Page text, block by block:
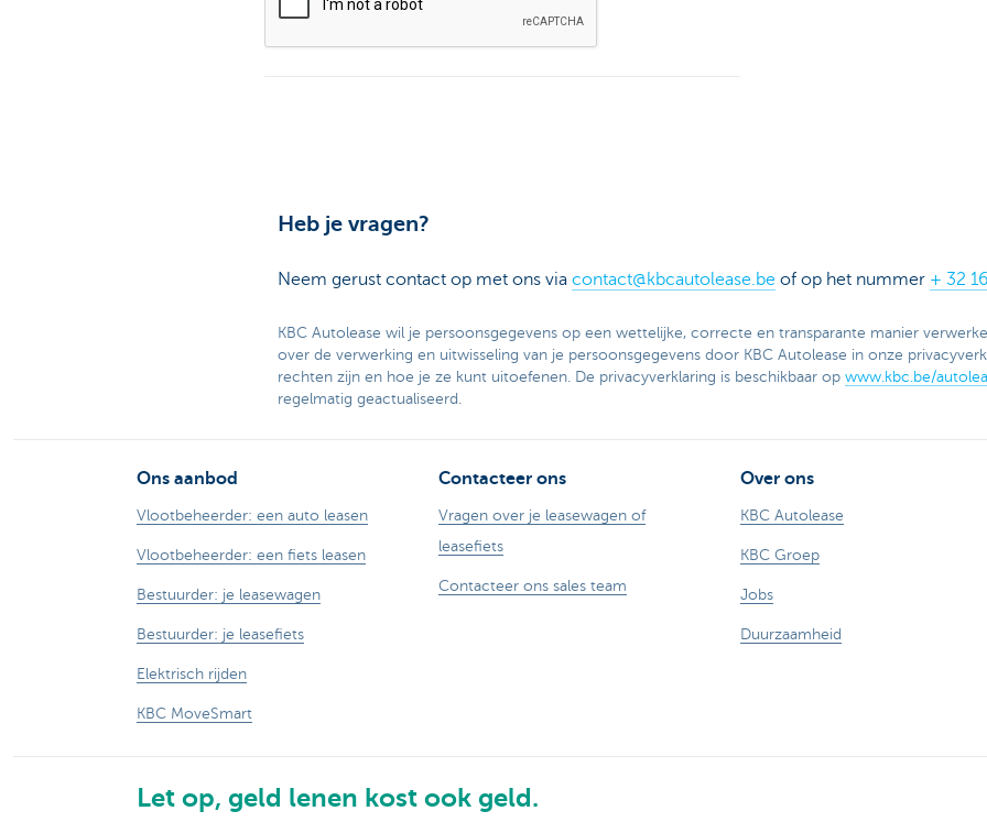
Heb je vragen?
Neem gerust contact op met ons via contact@kbcautolease.be of op het nummer + 32
KBC Autolease wil je persoonsgegevens op een wettelijke, correcte en transparante manier
over de verwerking en uitwisseling van je persoonsgegevens door KBC Autolease in onze
rechten zijn en hoe je ze kunt uitoefenen. De privacyverklaring is beschikbaar op www.kbc.be/
regelmatig geactualiseerd.
Ons aanbod
Vlootbeheerder: een auto leasen
Vlootbeheerder: een fiets leasen
Bestuurder: je leasewagen
Bestuurder: je leasefiets
Elektrisch rijden
KBC MoveSmart
Contacteer ons
Vragen over je leasewagen of
leasefiets
Contacteer ons sales team
Over ons
KBC Autolease
KBC Groep
Jobs
Duurzaamheid
Let op, geld lenen kost ook geld.